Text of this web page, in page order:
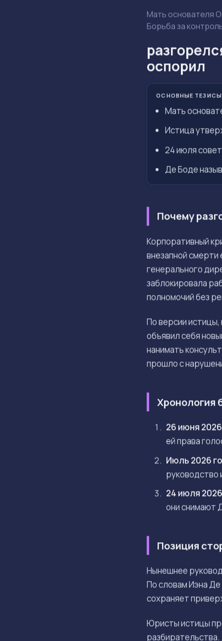
Мать основателя
Борьба за
оспорил
ОСНОВНЫЕ ТЕЗИСЫ
Мать
Истица
24 июля
Де Боде
Почему
Корпоративный
внезапной
генерального
заблокировала
полномочий без
По версии
объявил себя
нанимать
прошло с
Хронология
26 июня
ей права
Июль 2026
24 июля
они снимают
Позиция
Нынешнее
По словам Иэна
сохраняет
Юристы истицы